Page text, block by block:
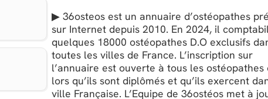
▶ 36osteos est un annuaire d’ostéopathes
sur Internet depuis 2010. En 2024, il
quelques 18000 ostéopathes D.O exclusifs
toutes les villes de France. L’inscription sur
l’annuaire est ouverte à tous les ostéopathes
lors qu’ils sont diplômés et qu’ils exercent
ville Française. L’Equipe de 36ostéos met à